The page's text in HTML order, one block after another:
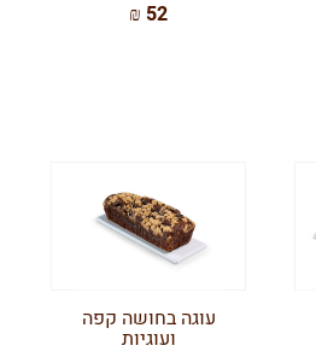
52 ₪
עוגה בחושה קפה
ועוגיות